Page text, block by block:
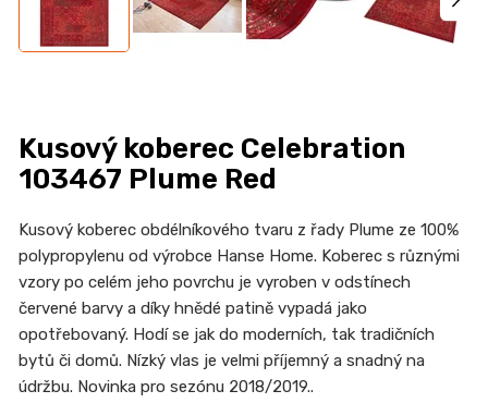
Kusový koberec Celebration
103467 Plume Red
Kusový koberec obdélníkového tvaru z řady Plume ze 100%
polypropylenu od výrobce Hanse Home. Koberec s různými
vzory po celém jeho povrchu je vyroben v odstínech
červené barvy a díky hnědé patině vypadá jako
opotřebovaný. Hodí se jak do moderních, tak tradičních
bytů či domů. Nízký vlas je velmi příjemný a snadný na
údržbu. Novinka pro sezónu 2018/2019..
HLEDAT